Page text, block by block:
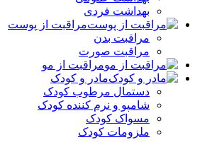
بهداشت فردی
مراقبت از پوست
مراقبت بدن
مراقبت صورت
مراقبت از مو
مادر و کودک
دستمال مرطوب کودک
شامپو و نرم کننده کودک
مسواک کودک
ملزومات کودک